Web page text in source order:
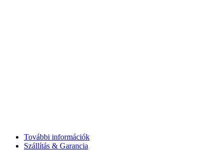
További információk
Szállítás & Garancia